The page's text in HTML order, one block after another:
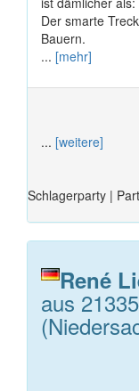
Der smarte
Bauern.
... [mehr]
... [weitere]
Schlagerparty |
René
aus